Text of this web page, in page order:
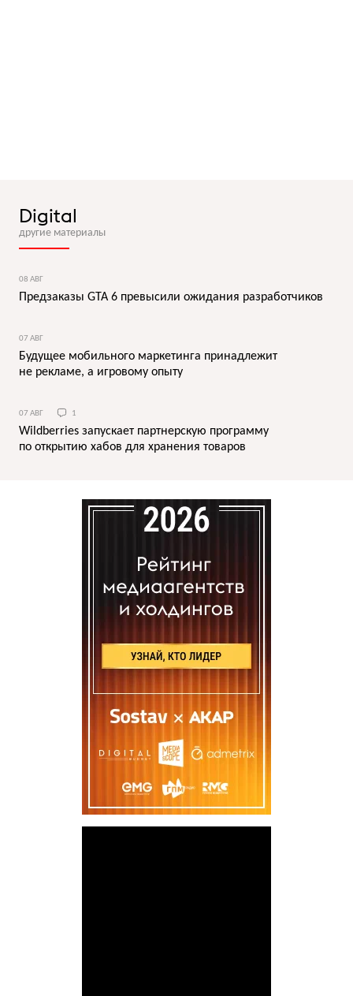
Digital
другие материалы
08 АВГ
Предзаказы GTA 6 превысили ожидания разработчиков
07 АВГ
Будущее мобильного маркетинга принадлежит
не рекламе, а игровому опыту
07 АВГ 1
Wildberries запускает партнерскую программу
по открытию хабов для хранения товаров